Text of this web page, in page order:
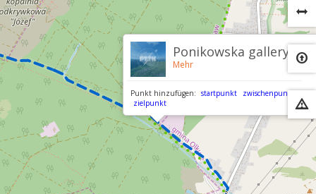
×
Ponikowska gallery
Mehr
Punkt hinzufügen: startpunkt
zwischenpunkt
zielpunkt